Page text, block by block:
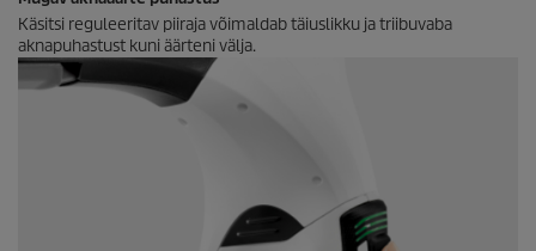
Käsitsi reguleeritav piiraja võimaldab täiuslikku ja triibuvaba
aknapuhastust kuni äärteni välja.